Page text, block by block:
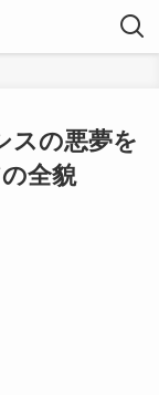
スの悪夢を
全貌